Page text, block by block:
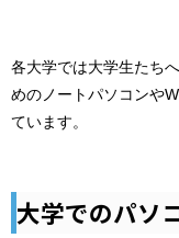
各大学では大学生たち
めのノートパソコンや
ています。
大学でのパソ